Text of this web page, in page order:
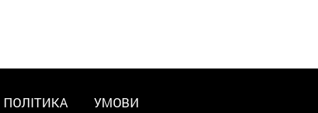
ПОЛІТИКА УМОВИ